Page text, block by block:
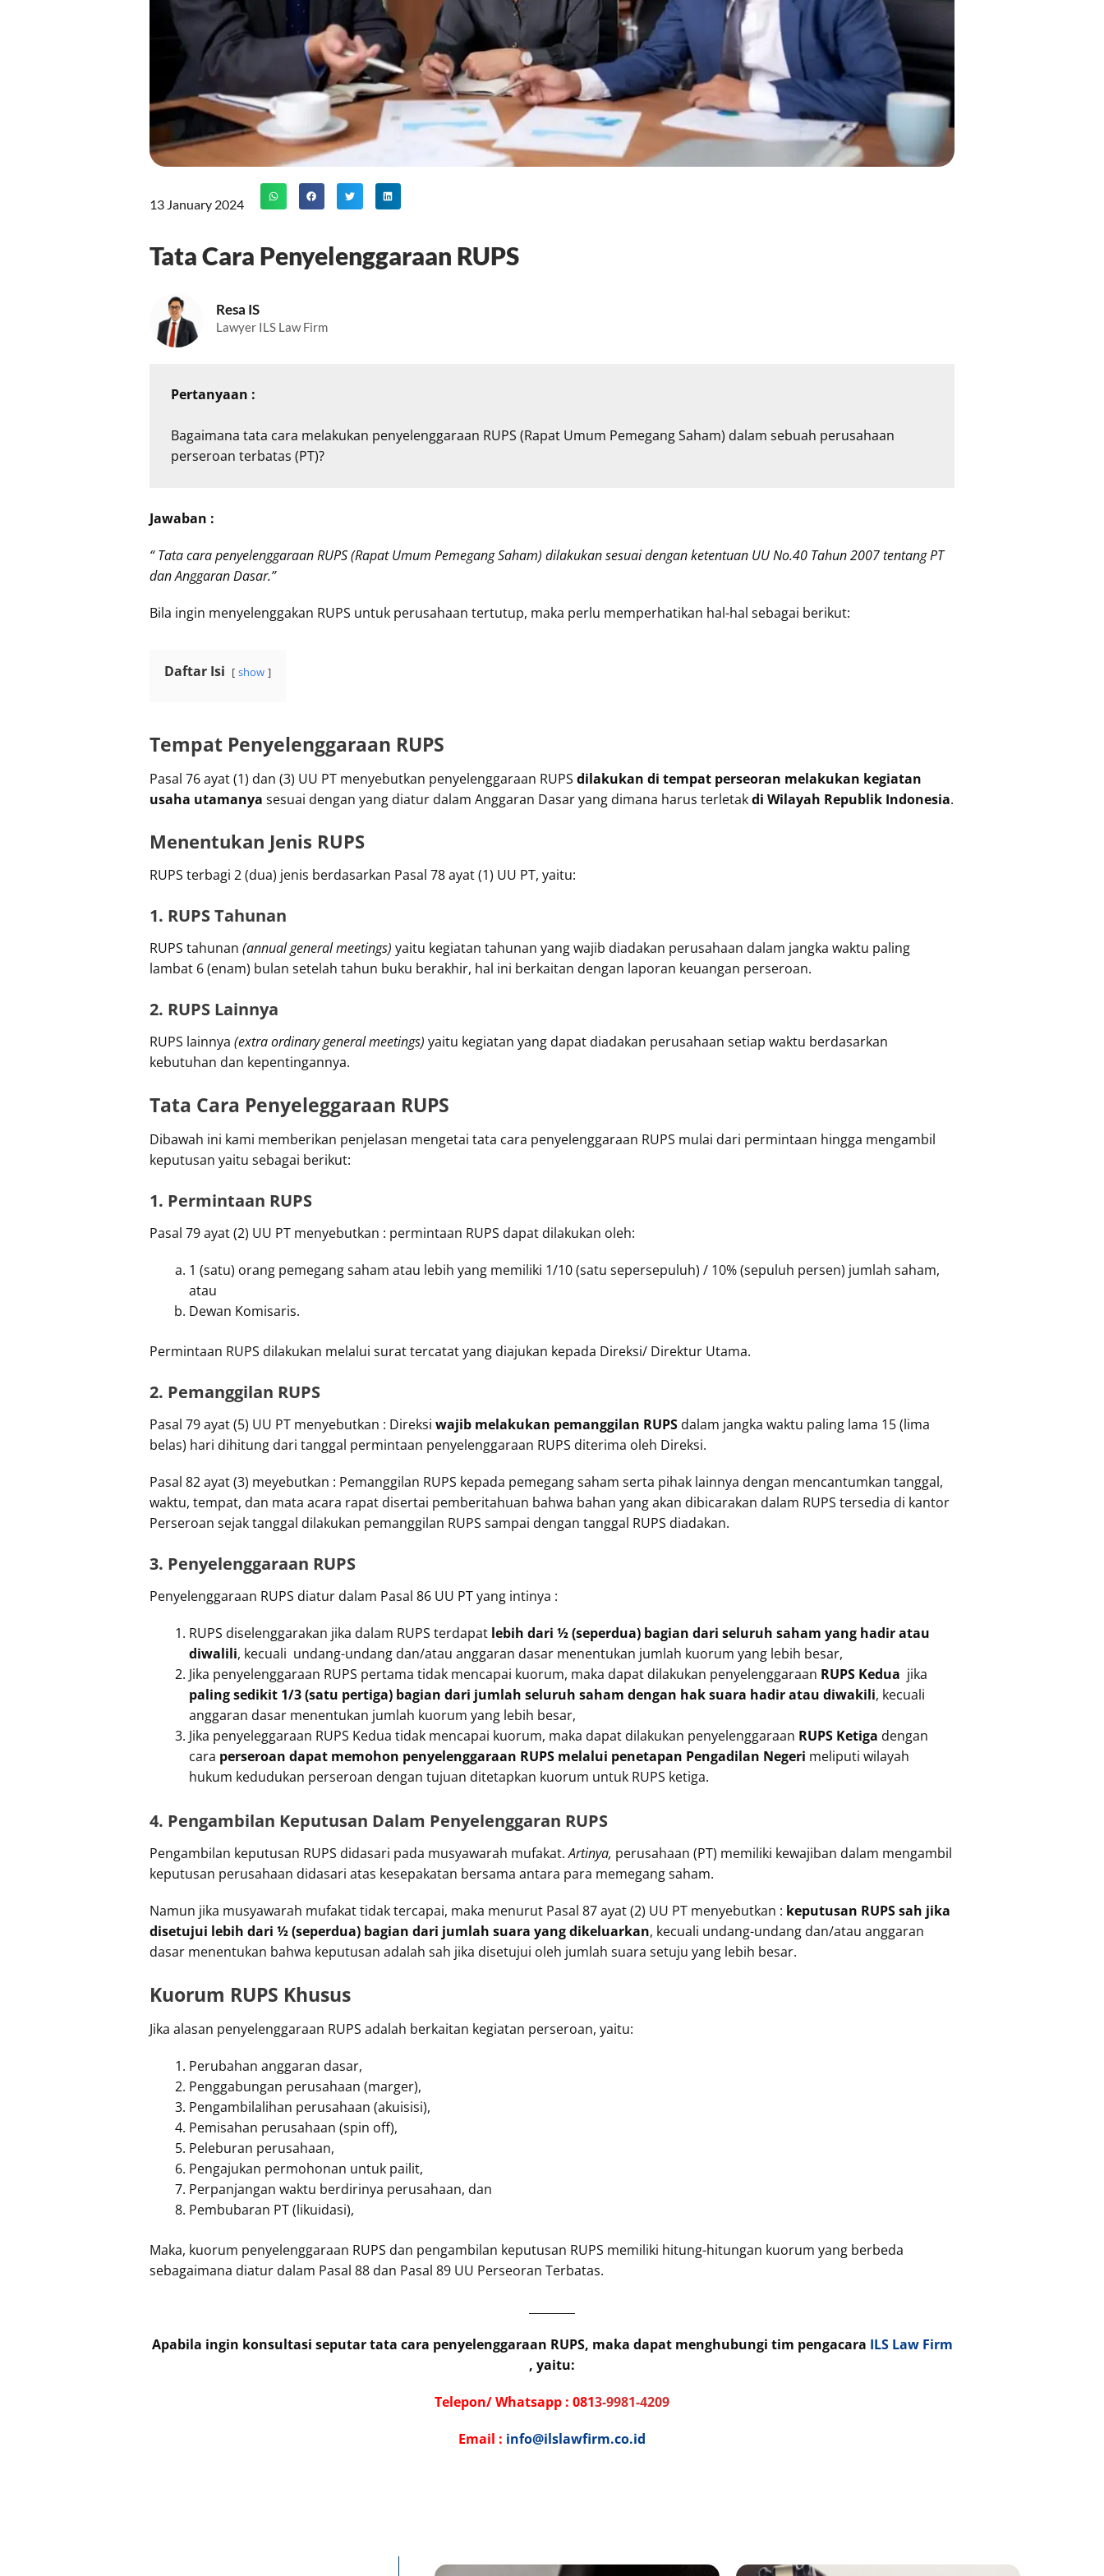
13 January 2024
Tata Cara Penyelenggaraan RUPS
Resa IS
Lawyer ILS Law Firm
Pertanyaan :
Bagaimana tata cara melakukan penyelenggaraan RUPS (Rapat Umum Pemegang Saham) dalam sebuah perusahaan
perseroan terbatas (PT)?
Jawaban :
“ Tata cara penyelenggaraan RUPS (Rapat Umum Pemegang Saham) dilakukan sesuai dengan ketentuan UU No.40 Tahun 2007 tentang PT
dan Anggaran Dasar.”
Bila ingin menyelenggakan RUPS untuk perusahaan tertutup, maka perlu memperhatikan hal-hal sebagai berikut:
Daftar Isi show
Tempat Penyelenggaraan RUPS
Pasal 76 ayat (1) dan (3) UU PT menyebutkan penyelenggaraan RUPS dilakukan di tempat perseoran melakukan kegiatan
usaha utamanya sesuai dengan yang diatur dalam Anggaran Dasar yang dimana harus terletakdi Wilayah Republik Indonesia.
Menentukan Jenis RUPS
RUPS terbagi 2 (dua) jenis berdasarkan Pasal 78 ayat (1) UU PT, yaitu:
1. RUPS Tahunan
RUPS tahunan (annual general meetings) yaitu kegiatan tahunan yang wajib diadakan perusahaan dalam jangka waktu paling
lambat 6 (enam) bulan setelah tahun buku berakhir, hal ini berkaitan dengan laporan keuangan perseroan.
2. RUPS Lainnya
RUPS lainnya (extra ordinary general meetings) yaitu kegiatan yang dapat diadakan perusahaan setiap waktu berdasarkan
kebutuhan dan kepentingannya.
Tata Cara Penyeleggaraan RUPS
Dibawah ini kami memberikan penjelasan mengetai tata cara penyelenggaraan RUPS mulai dari permintaan hingga mengambil
keputusan yaitu sebagai berikut:
1. Permintaan RUPS
Pasal 79 ayat (2) UU PT menyebutkan : permintaan RUPS dapat dilakukan oleh:
1 (satu) orang pemegang saham atau lebih yang memiliki 1/10 (satu sepersepuluh) / 10% (sepuluh persen) jumlah saham,
atau
Dewan Komisaris.
Permintaan RUPS dilakukan melalui surat tercatat yang diajukan kepada Direksi/ Direktur Utama.
2. Pemanggilan RUPS
Pasal 79 ayat (5) UU PT menyebutkan : Direksi wajib melakukan pemanggilan RUPS dalam jangka waktu paling lama 15 (lima
belas) hari dihitung dari tanggal permintaan penyelenggaraan RUPS diterima oleh Direksi.
Pasal 82 ayat (3) meyebutkan : Pemanggilan RUPS kepada pemegang saham serta pihak lainnya dengan mencantumkan tanggal,
waktu, tempat, dan mata acara rapat disertai pemberitahuan bahwa bahan yang akan dibicarakan dalam RUPS tersedia di kantor
Perseroan sejak tanggal dilakukan pemanggilan RUPS sampai dengan tanggal RUPS diadakan.
3. Penyelenggaraan RUPS
Penyelenggaraan RUPS diatur dalam Pasal 86 UU PT yang intinya :
RUPS diselenggarakan jika dalam RUPS terdapat lebih dari ½ (seperdua) bagian dari seluruh saham yang hadir atau
diwalili, kecuali undang-undang dan/atau anggaran dasar menentukan jumlah kuorum yang lebih besar,
Jika penyelenggaraan RUPS pertama tidak mencapai kuorum, maka dapat dilakukan penyelenggaraan RUPS Kedua jika
paling sedikit 1/3 (satu pertiga) bagian dari jumlah seluruh saham dengan hak suara hadir atau diwakili, kecuali
anggaran dasar menentukan jumlah kuorum yang lebih besar,
Jika penyeleggaraan RUPS Kedua tidak mencapai kuorum, maka dapat dilakukan penyelenggaraan RUPS Ketiga dengan
cara perseroan dapat memohon penyelenggaraan RUPS melalui penetapan Pengadilan Negeri meliputi wilayah
hukum kedudukan perseroan dengan tujuan ditetapkan kuorum untuk RUPS ketiga.
4. Pengambilan Keputusan Dalam Penyelenggaran RUPS
Pengambilan keputusan RUPS didasari pada musyawarah mufakat.Artinya, perusahaan (PT) memiliki kewajiban dalam mengambil
keputusan perusahaan didasari atas kesepakatan bersama antara para memegang saham.
Namun jika musyawarah mufakat tidak tercapai, maka menurut Pasal 87 ayat (2) UU PT menyebutkan : keputusan RUPS sah jika
disetujui lebih dari ½ (seperdua) bagian dari jumlah suara yang dikeluarkan, kecuali undang-undang dan/atau anggaran
dasar menentukan bahwa keputusan adalah sah jika disetujui oleh jumlah suara setuju yang lebih besar.
Kuorum RUPS Khusus
Jika alasan penyelenggaraan RUPS adalah berkaitan kegiatan perseroan, yaitu:
Perubahan anggaran dasar,
Penggabungan perusahaan (marger),
Pengambilalihan perusahaan (akuisisi),
Pemisahan perusahaan (spin off),
Peleburan perusahaan,
Pengajukan permohonan untuk pailit,
Perpanjangan waktu berdirinya perusahaan, dan
Pembubaran PT (likuidasi),
Maka, kuorum penyelenggaraan RUPS dan pengambilan keputusan RUPS memiliki hitung-hitungan kuorum yang berbeda
sebagaimana diatur dalam Pasal 88 dan Pasal 89 UU Perseoran Terbatas.
Apabila ingin konsultasi seputar tata cara penyelenggaraan RUPS, maka dapat menghubungi tim pengacara ILS Law Firm
, yaitu:
Telepon/ Whatsapp : 0813-9981-4209
Email : info@ilslawfirm.co.id